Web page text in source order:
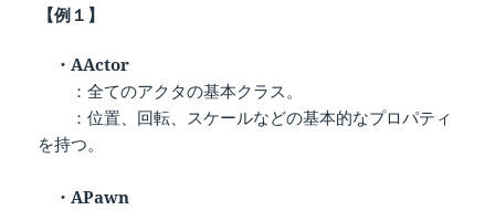
【例１】
・AActor
：全てのアクタの基本クラス。
：位置、回転、スケールなどの基本的なプロパティ
を持つ。
・APawn